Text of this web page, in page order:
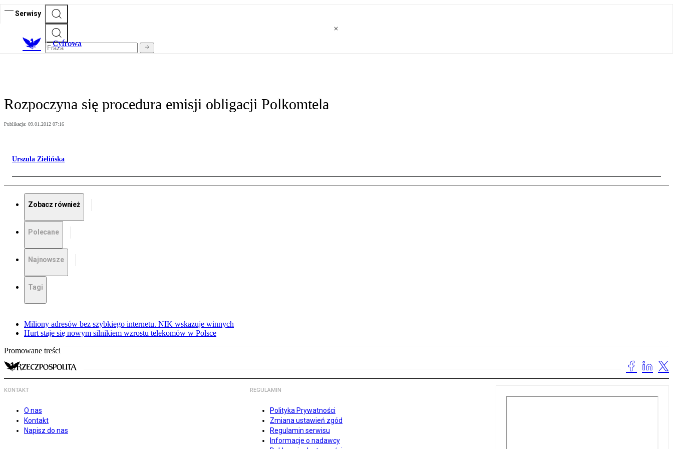
Serwisy
Cyfrowa
Rozpoczyna się procedura emisji obligacji Polkomtela
Publikacja: 09.01.2012 07:16
Urszula Zielińska
Zobacz również
Polecane
Najnowsze
Tagi
Miliony adresów bez szybkiego internetu. NIK wskazuje winnych
Hurt staje się nowym silnikiem wzrostu telekomów w Polsce
Promowane treści
KONTAKT
O nas
Kontakt
Napisz do nas
REGULAMIN
Polityka Prywatności
Zmiana ustawień zgód
Regulamin serwisu
Informacje o nadawcy